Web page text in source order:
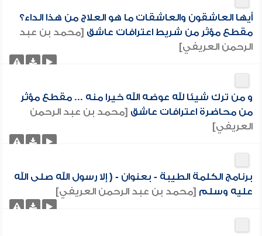
أيها العاشقون والعاشقات ما هو العلاج من هذا الداء؟
مقطع مؤثر من شريط اعترافات عاشق [محمد بن عبد
الرحمن العريفي]
و من ترك شيئا لله عوضه الله خيرا منه ... مقطع مؤثر
من محاضرة اعترافات عاشق [محمد بن عبد الرحمن
العريفي]
برنامج الكلمة الطيبة - بعنوان - ( إلا رسول الله صلى الله
عليه وسلم [محمد بن عبد الرحمن العريفي]